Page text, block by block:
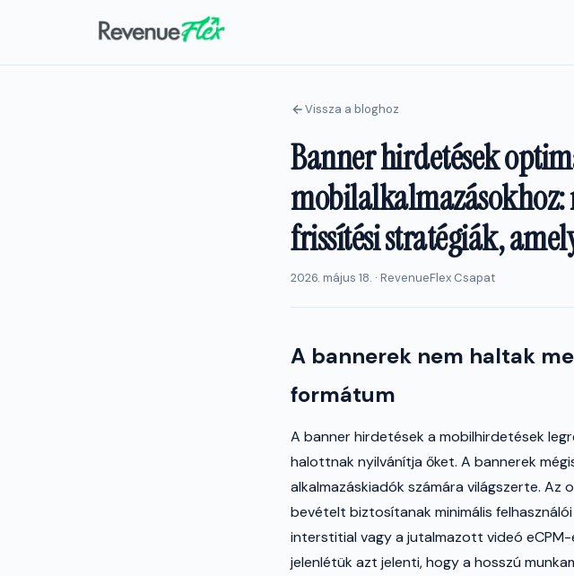
Vissza a bloghoz
Banner hirdetések
mobilalkalmazásokhoz:
frissítési stratégiák,
2026. május 18. · RevenueFlex Csapat
A bannerek nem haltak
formátum
A banner hirdetések a mobilhirdetések
halottnak nyilvánítja őket. A bannerek
alkalmazáskiadók számára világszerte. Az
bevételt biztosítanak minimális
interstitial vagy a jutalmazott videó
jelenlétük azt jelenti, hogy a hosszú